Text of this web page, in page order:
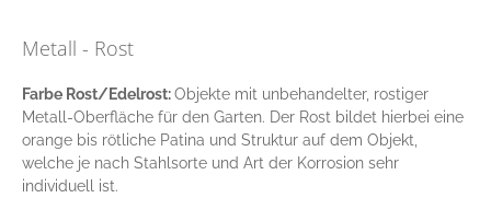
Metall - Rost
Farbe Rost/Edelrost:Objekte mit unbehandelter, rostiger
Metall-Oberfläche für den Garten. Der Rost bildet hierbei eine
orange bis rötliche Patina und Struktur auf dem Objekt,
welche je nach Stahlsorte und Art der Korrosion sehr
individuell ist.